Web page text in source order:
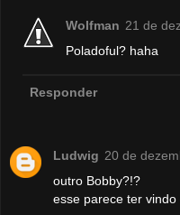
Wolfman 21 de
Poladoful? haha
Responder
Ludwig 20 de
outro Bobby?!?
esse parece ter vindo